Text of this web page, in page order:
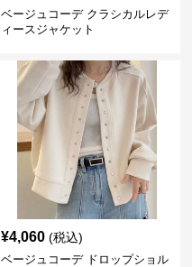
ベージュコーデ クラシカルレデ
ィースジャケット
¥4,060 (税込)
ベージュコーデ ドロップショル